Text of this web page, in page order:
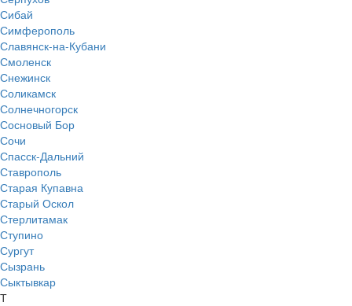
Сибай
Симферополь
Славянск-на-Кубани
Смоленск
Снежинск
Соликамск
Солнечногорск
Сосновый Бор
Сочи
Спасск-Дальний
Ставрополь
Старая Купавна
Старый Оскол
Стерлитамак
Ступино
Сургут
Сызрань
Сыктывкар
Т